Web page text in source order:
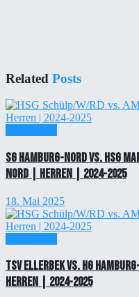
Related Posts
SG Hamburg-Nord vs.
Nord | Herren | 2024-2025
18. Mai 2025
TSV Ellerbek vs. HG
Herren | 2024-2025